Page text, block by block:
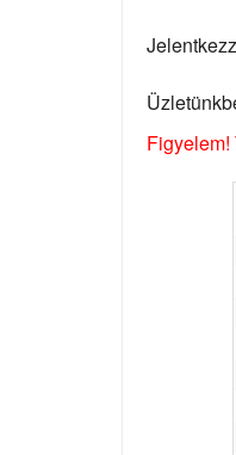
Figyelem!